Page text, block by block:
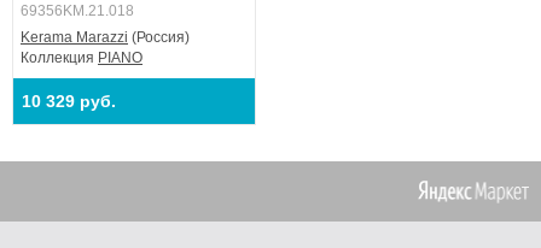
69356KM.21.018
Kerama Marazzi (Россия)
Коллекция PIANO
10 329 руб.